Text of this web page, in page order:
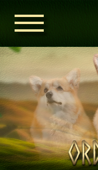
ОРДЕН КЕЛЬТІВ
НОВИНИ
ДИТЯЧА КІМНАТА
КОНТАКТИ
НАШІ КОРГІ